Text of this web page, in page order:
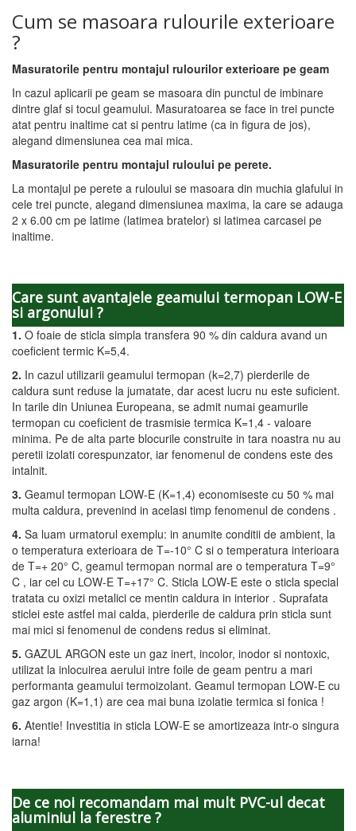
Cum se masoara rulourile exterioare
?
Masuratorile pentru montajul rulourilor exterioare pe geam
In cazul aplicarii pe geam se masoara din punctul de imbinare
dintre glaf si tocul geamului. Masuratoarea se face in trei puncte
atat pentru inaltime cat si pentru latime (ca in figura de jos),
alegand dimensiunea cea mai mica.
Masuratorile pentru montajul ruloului pe perete.
La montajul pe perete a ruloului se masoara din muchia glafului in
cele trei puncte, alegand dimensiunea maxima, la care se adauga
2 x 6.00 cm pe latime (latimea bratelor) si latimea carcasei pe
inaltime.
Care sunt avantajele geamului termopan LOW-E
si argonului ?
1. O foaie de sticla simpla transfera 90 % din caldura avand un
coeficient termic K=5,4.
2. In cazul utilizarii geamului termopan (k=2,7) pierderile de
caldura sunt reduse la jumatate, dar acest lucru nu este suficient.
In tarile din Uniunea Europeana, se admit numai geamurile
termopan cu coeficient de trasmisie termica K=1,4 - valoare
minima. Pe de alta parte blocurile construite in tara noastra nu au
peretii izolati corespunzator, iar fenomenul de condens este des
intalnit.
3. Geamul termopan LOW-E (K=1,4) economiseste cu 50 % mai
multa caldura, prevenind in acelasi timp fenomenul de condens .
4. Sa luam urmatorul exemplu: in anumite conditii de ambient, la
o temperatura exterioara de T=-10° C si o temperatura interioara
de T=+ 20° C, geamul termopan normal are o temperatura T=9°
C , iar cel cu LOW-E T=+17° C. Sticla LOW-E este o sticla special
tratata cu oxizi metalici ce mentin caldura in interior . Suprafata
sticlei este astfel mai calda, pierderile de caldura prin sticla sunt
mai mici si fenomenul de condens redus si eliminat.
5. GAZUL ARGON este un gaz inert, incolor, inodor si nontoxic,
utilizat la inlocuirea aerului intre foile de geam pentru a mari
performanta geamului termoizolant. Geamul termopan LOW-E cu
gaz argon (K=1,1) are cea mai buna izolatie termica si fonica !
6. Atentie! Investitia in sticla LOW-E se amortizeaza intr-o singura
iarna!
De ce noi recomandam mai mult PVC-ul decat
aluminiul la ferestre ?